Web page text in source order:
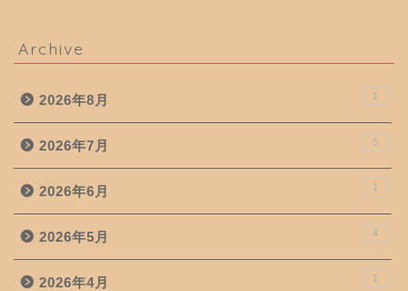
Archive
2026年8月 1
2026年7月 5
2026年6月 1
2026年5月 4
2026年4月 1